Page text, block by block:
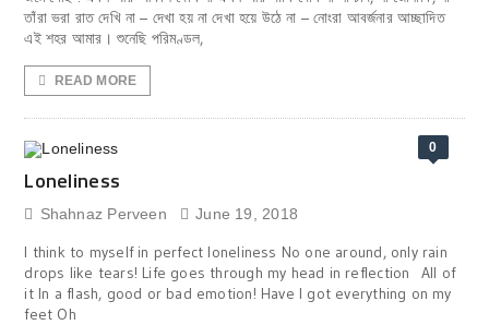
তাঁরা ভরা রাত দেখি না – দেখা হয় না দেখা হয়ে উঠে না – নোংরা আবর্জনার আচ্ছাদিত
এই শহর আমার। শুনেছি পরিমণ্ডল,
READ MORE
0
Loneliness
Shahnaz Perveen June 19, 2018
I think to myself in perfect loneliness No one around, only rain
drops like tears! Life goes through my head in reflection All of
it In a flash, good or bad emotion! Have I got everything on my
feet Oh